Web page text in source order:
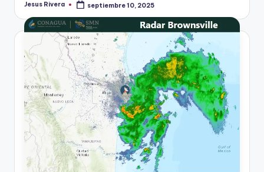
Publicado
Jesus Rivera septiembre 10, 2025